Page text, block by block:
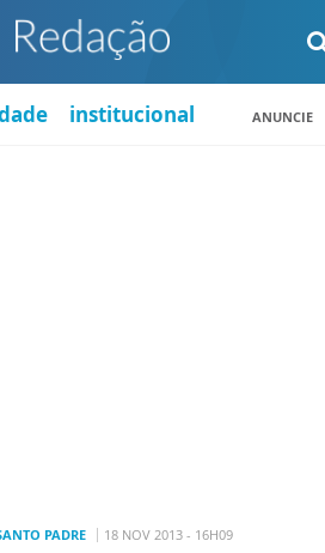
institucional ANUNCIE
PADRE 18 NOV 2013 - 16H09